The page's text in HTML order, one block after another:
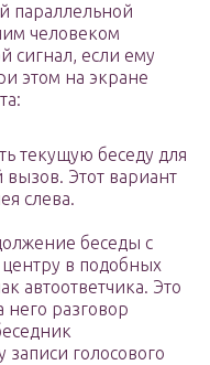
параллельной
человеком
сигнал, если ему
этом на экране
текущую беседу для
Этот вариант
слева.
беседы с
в подобных
автоответчика. Это
него разговор
записи голосового